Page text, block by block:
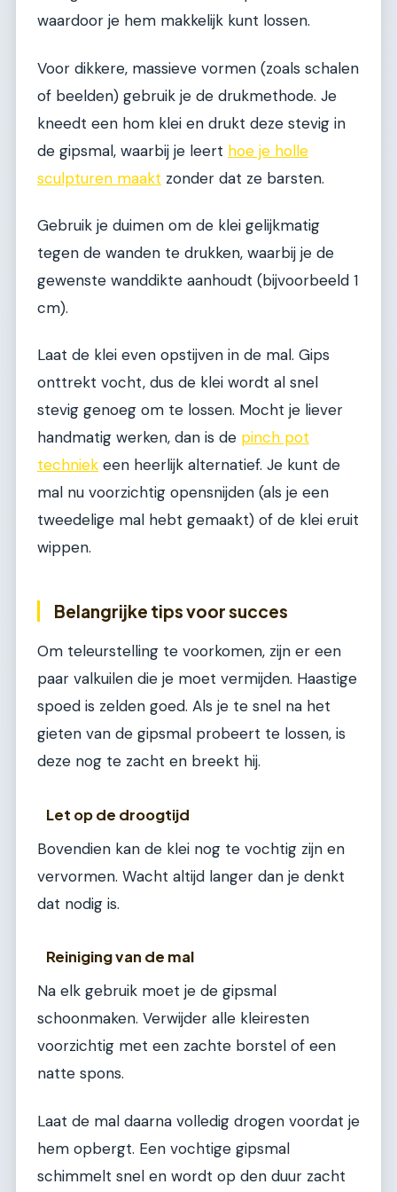
waardoor je hem makkelijk kunt lossen.
Voor dikkere, massieve vormen (zoals schalen
of beelden) gebruik je de drukmethode. Je
kneedt een hom klei en drukt deze stevig in
de gipsmal, waarbij je leert hoe je holle
sculpturen maakt zonder dat ze barsten.
Gebruik je duimen om de klei gelijkmatig
tegen de wanden te drukken, waarbij je de
gewenste wanddikte aanhoudt (bijvoorbeeld 1
cm).
Laat de klei even opstijven in de mal. Gips
onttrekt vocht, dus de klei wordt al snel
stevig genoeg om te lossen. Mocht je liever
handmatig werken, dan is de pinch pot
techniek een heerlijk alternatief. Je kunt de
mal nu voorzichtig opensnijden (als je een
tweedelige mal hebt gemaakt) of de klei eruit
wippen.
Belangrijke tips voor succes
Om teleurstelling te voorkomen, zijn er een
paar valkuilen die je moet vermijden. Haastige
spoed is zelden goed. Als je te snel na het
gieten van de gipsmal probeert te lossen, is
deze nog te zacht en breekt hij.
Let op de droogtijd
Bovendien kan de klei nog te vochtig zijn en
vervormen. Wacht altijd langer dan je denkt
dat nodig is.
Reiniging van de mal
Na elk gebruik moet je de gipsmal
schoonmaken. Verwijder alle kleiresten
voorzichtig met een zachte borstel of een
natte spons.
Laat de mal daarna volledig drogen voordat je
hem opbergt. Een vochtige gipsmal
schimmelt snel en wordt op den duur zacht